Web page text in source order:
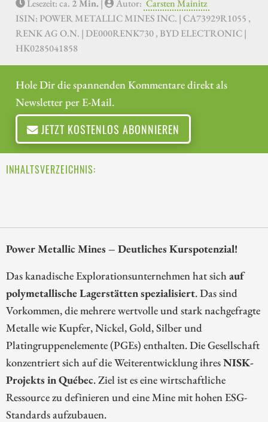
Lesezeit: ca. 2 Min. | Autor: Carsten Mainitz
ISIN: POWER METALLIC MINES INC. | CA73929R1055 ,
RENK AG O.N. | DE000RENK730 , BYD ELECTRONIC |
HK0285041858
Hole Dir die spannenden Kommentare direkt als
Newsletter per E-Mail.
JETZT KOSTENLOS ABONNIEREN
INHALTSVERZEICHNIS:
Power Metallic Mines – Deutliches Kurspotenzial!
Das kanadische Explorationsunternehmen hat sichauf
polymetallische Lagerstätten spezialisiert. Das sind
Vorkommen, die mehrere wertvolle und stark nachgefragte
Metalle wie Kupfer, Nickel, Gold, Silber und
Platingruppenelemente (PGEs) enthalten. Die Gesellschaft
konzentriert sich auf die Weiterentwicklung ihresNISK-
Projekts in Québec. Ziel ist es eine wirtschaftliche
Ressource zu definieren und eine Mine mit hohen ESG-
Standards aufzubauen.